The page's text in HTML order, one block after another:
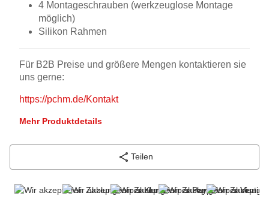
4 Montageschrauben (werkzeuglose Montage
möglich)
Silikon Rahmen
Für B2B Preise und größere Mengen kontaktieren sie
uns gerne:
https://pchm.de/Kontakt
Mehr Produktdetails
Teilen